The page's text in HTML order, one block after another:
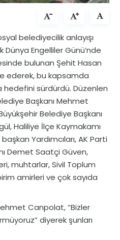
belediyecilik anlayışı
Dünya Engelliler Günü’nde
bulunan Şehit Hasan
ederek, bu kapsamda
hedefini sürdürdü. Düzenlen
Başkanı Mehmet
Belediye Başkanı
Haliliye İlçe Kaymakamı
Yardımcıları, AK Parti
Demet Saatçi Güven,
muhtarlar, Sivil Toplum
amirleri ve çok sayıda
Canpolat, “Bizler
diyerek şunları